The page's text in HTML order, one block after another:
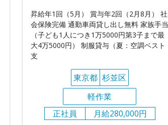
昇給年1回（5月） 賞与年2回（2月8月） 社
会保険完備 通勤車両貸し出し無料 家族手当
（子ども1人につき1万5000円第3子まで最
大4万5000円） 制服貸与（夏：空調ベスト
支
東京都 杉並区
軽作業
正社員
月給280,000円